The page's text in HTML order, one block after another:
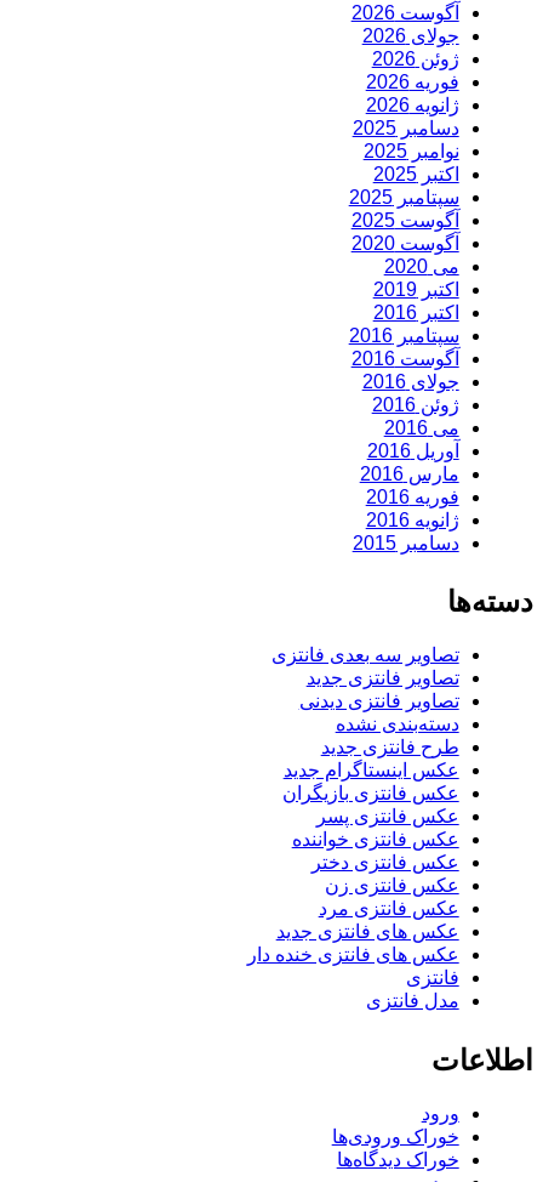
آگوست 2026
جولای 2026
ژوئن 2026
فوریه 2026
ژانویه 2026
دسامبر 2025
نوامبر 2025
اکتبر 2025
سپتامبر 2025
آگوست 2025
آگوست 2020
می 2020
اکتبر 2019
اکتبر 2016
سپتامبر 2016
آگوست 2016
جولای 2016
ژوئن 2016
می 2016
آوریل 2016
مارس 2016
فوریه 2016
ژانویه 2016
دسامبر 2015
دسته‌ها
تصاویر سه بعدی فانتزی
تصاویر فانتزی جدید
تصاویر فانتزی دیدنی
دسته‌بندی نشده
طرح فانتزی جدید
عکس اینستاگرام جدید
عکس فانتزی بازیگران
عکس فانتزی پسر
عکس فانتزی خواننده
عکس فانتزی دختر
عکس فانتزی زن
عکس فانتزی مرد
عکس های فانتزی جدید
عکس های فانتزی خنده دار
فانتزی
مدل فانتزی
اطلاعات
ورود
خوراک ورودی‌ها
خوراک دیدگاه‌ها